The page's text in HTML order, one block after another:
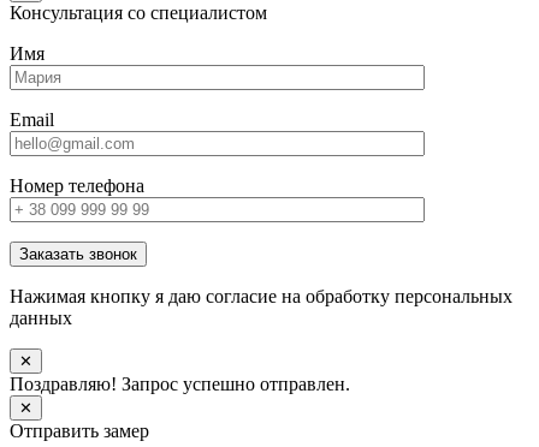
Консультация со специалистом
Имя
Email
Номер телефона
Заказать звонок
Нажимая кнопку я даю согласие на обработку персональных
данных
✕
Поздравляю! Запрос успешно отправлен.
✕
Отправить замер